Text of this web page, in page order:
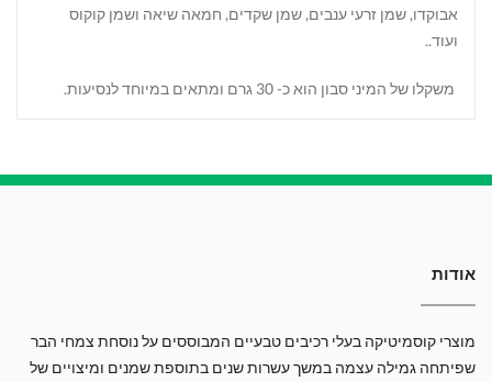
אבוקדו, שמן זרעי ענבים, שמן שקדים, חמאה שיאה ושמן קוקוס
ועוד..
משקלו של המיני סבון הוא כ- 30 גרם ומתאים במיוחד לנסיעות.
אודות
מוצרי קוסמיטיקה בעלי רכיבים טבעיים המבוססים על נוסחת צמחי הבר
שפיתחה גמילה עצמה במשך עשרות שנים בתוספת שמנים ומיצויים של